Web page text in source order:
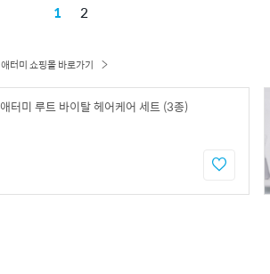
1 2
애터미 쇼핑몰 바로가기
애터미 루트 바이탈 헤어케어 세트 (3종)